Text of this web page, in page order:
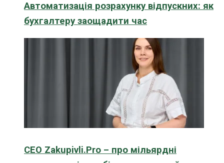
Автоматизація розрахунку відпускних: як
бухгалтеру заощадити час
CEO Zakupivli.Pro – про мільярдні